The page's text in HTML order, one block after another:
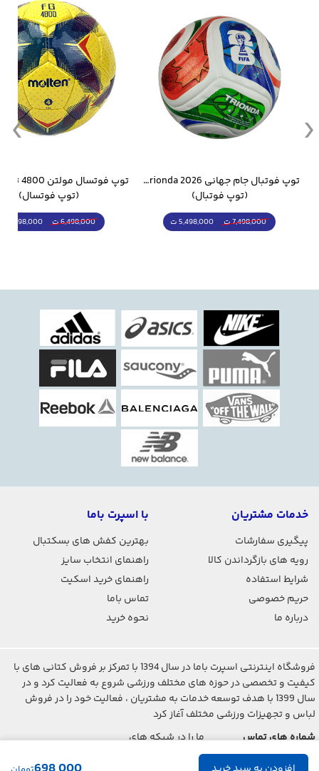
توپ فوتبال جام جهانی 2026 Trionda مشابه اورجینال
(توپ فوتبال)
7,498,000 ت 5,498,000 ت
(توپ فوتسال)
6,498,000 ت 5,298,000 ت
خدمات مشتریان
پیگیری سفارشات
رویه های بازگرداندن کالا
شرایط استفاده
حریم خصوصی
درباره ما
با اسپرت باما
بهترین کفش های بسکتبال
راهنمای انتخاب سایز
راهنمای خرید اسکیت
تماس باما
نحوه خرید
فروشگاه اینترنتی اسپرت باما در سال 1394 با تمرکز بر فروش کتانی های با
کیفیت و تخصصی در حوزه های مختلف ورزشی شروع به فعالیت کرد و در
سال 1399 با هدف توسعه خدمات به مشتریان ، فعالیت خود را در فروش
لباس و تجهیزات ورزشی مختلف آغاز کرد
شماره های تماس
021-2842-7275
ما را در شبکه های
اجتماعی دنبال کنید